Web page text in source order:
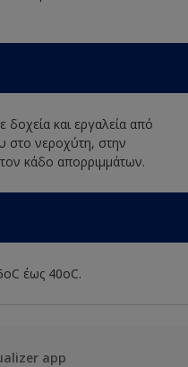
δοχεία και εργαλεία από
στο νεροχύτη, στην
κάδο απορριμμάτων.
έως 40οC.
app